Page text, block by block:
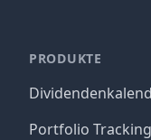
PRODUKTE
Portfolio Tracking